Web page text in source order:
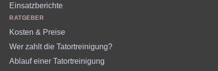
Einsatzberichte
RATGEBER
Kosten & Preise
Wer zahlt die Tatortreinigung?
Ablauf einer Tatortreinigung